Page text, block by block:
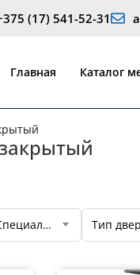
Специализация
(17) 541-52-31
и
Главная Каталог